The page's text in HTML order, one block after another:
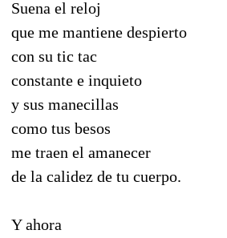
Suena el reloj
que me mantiene despierto
con su tic tac
constante e inquieto
y sus manecillas
como tus besos
me traen el amanecer
de la calidez de tu cuerpo.
Y ahora